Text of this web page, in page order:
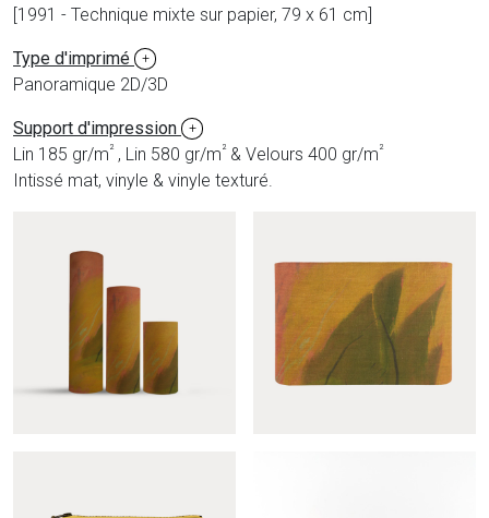
[1991 - Technique mixte sur papier, 79 x 61 cm]
Type d'imprimé +
Panoramique 2D/3D
Support d'impression +
Lin 185 gr/m² , Lin 580 gr/m² & Velours 400 gr/m²
Intissé mat, vinyle & vinyle texturé.